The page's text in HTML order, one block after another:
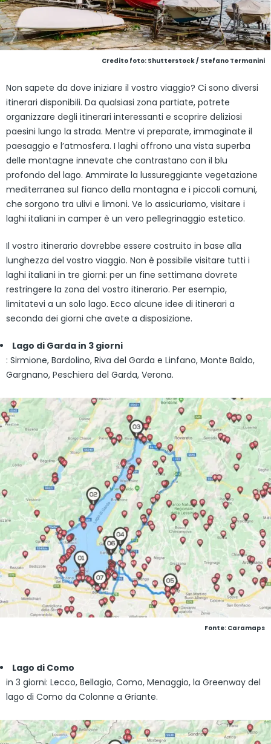
Credito foto: Shutterstock / Stefano Termanini
Non sapete da dove iniziare il vostro viaggio? Ci sono diversi
itinerari disponibili. Da qualsiasi zona partiate, potrete
organizzare degli itinerari interessanti e scoprire deliziosi
paesini lungo la strada. Mentre vi preparate, immaginate il
paesaggio e l’atmosfera. I laghi offrono una vista superba
delle montagne innevate che contrastano con il blu
profondo del lago. Ammirate la lussureggiante vegetazione
mediterranea sul fianco della montagna e i piccoli comuni,
che sorgono tra ulivi e limoni. Ve lo assicuriamo, visitare i
laghi italiani in camper è un vero pellegrinaggio estetico.
Il vostro itinerario dovrebbe essere costruito in base alla
lunghezza del vostro viaggio. Non è possibile visitare tutti i
laghi italiani in tre giorni: per un fine settimana dovrete
restringere la zona del vostro itinerario. Per esempio,
limitatevi a un solo lago. Ecco alcune idee di itinerari a
seconda dei giorni che avete a disposizione.
Lago di Garda in 3 giorni
: Sirmione, Bardolino, Riva del Garda e Linfano, Monte Baldo,
Gargnano, Peschiera del Garda, Verona.
Fonte: Caramaps
Lago di Como
in 3 giorni: Lecco, Bellagio, Como, Menaggio, la Greenway del
lago di Como da Colonne a Griante.